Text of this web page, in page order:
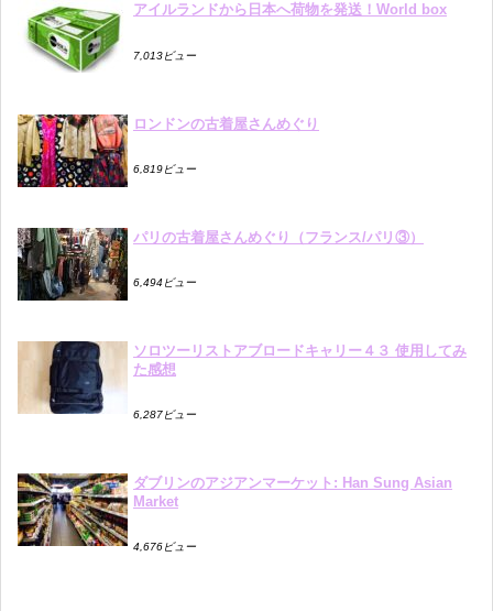
アイルランドから日本へ荷物を発送！World box
7,013ビュー
ロンドンの古着屋さんめぐり
6,819ビュー
パリの古着屋さんめぐり（フランス/パリ③）
6,494ビュー
ソロツーリストアブロードキャリー４３ 使用してみ
た感想
6,287ビュー
ダブリンのアジアンマーケット: Han Sung Asian
Market
4,676ビュー